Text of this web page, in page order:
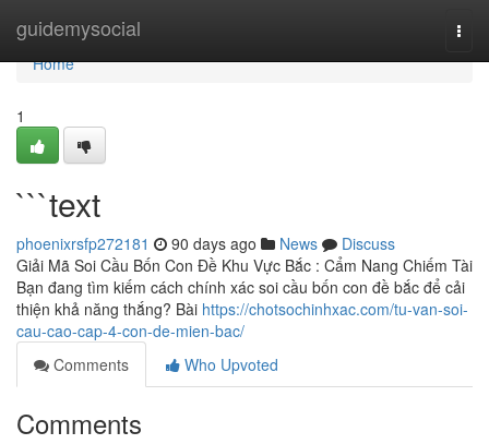
guidemysocial
Home
Home
1
```text
phoenixrsfp272181 90 days ago News
Discuss
Giải Mã Soi Cầu Bốn Con Đề Khu Vực Bắc : Cẩm Nang Chiếm Tài
Bạn đang tìm kiếm cách chính xác soi cầu bốn con đề bắc để cải
thiện khả năng thắng? Bài https://chotsochinhxac.com/tu-van-soi-
cau-cao-cap-4-con-de-mien-bac/
Comments
Who Upvoted
Comments